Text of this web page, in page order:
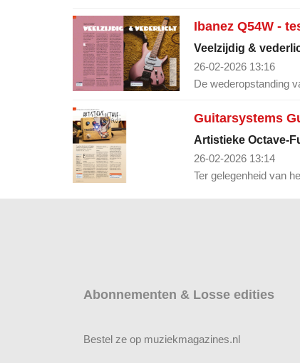
Ibanez Q54W -
Veelzijdig &
26-02-2026 13:16
De wederopstanding
Guitarsystems
Artistieke Octave-
26-02-2026 13:14
Ter gelegenheid van
Abonnementen & Losse edities
Bestel ze op muziekmagazines.nl